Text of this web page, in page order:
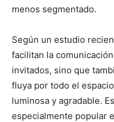
menos segmentado.
Según un estudio
facilitan la
invitados, sino que
fluya por todo el
luminosa y agradable.
especialmente popular